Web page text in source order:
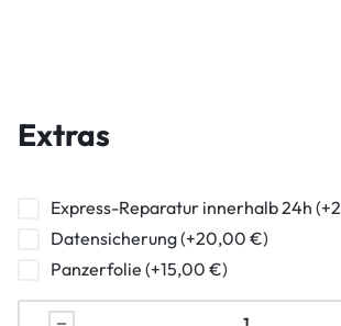
Powerbutton Reparatur
Ladebuchse Raparatur
Kopfhörerbuchse Reparatur
Extras
Express-Reparatur innerhalb 24h
Datensicherung (+20,00 €)
Panzerfolie (+15,00 €)